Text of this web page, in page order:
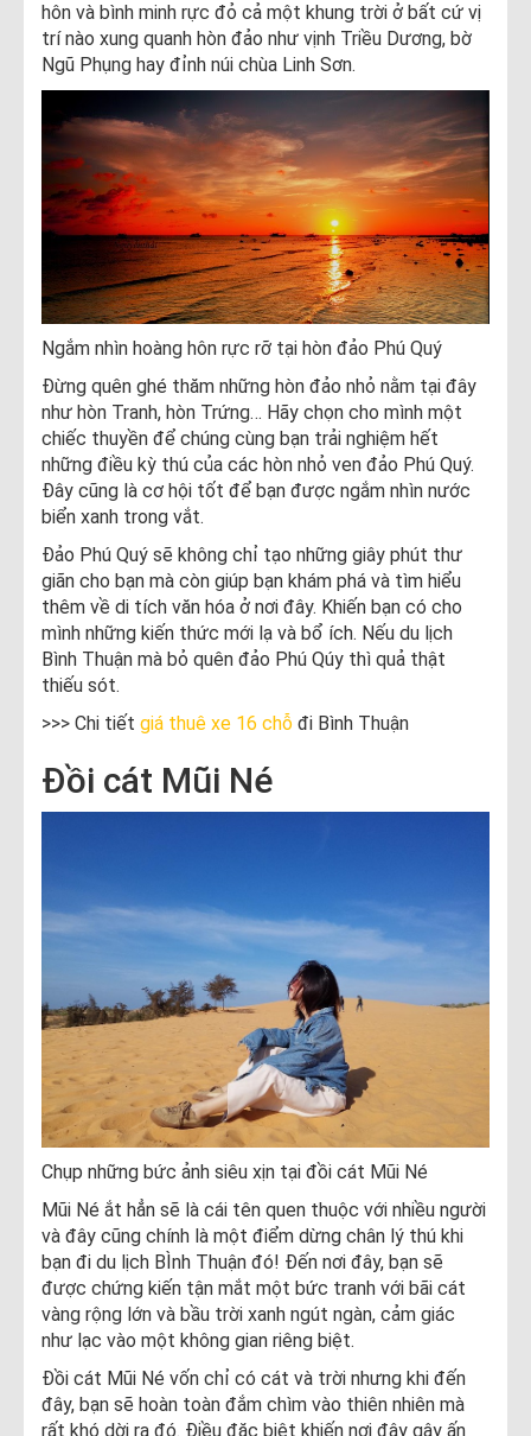
hôn và bình minh rực đỏ cả một khung trời ở bất cứ vị
trí nào xung quanh hòn đảo như vịnh Triều Dương, bờ
Ngũ Phụng hay đỉnh núi chùa Linh Sơn.
Ngắm nhìn hoàng hôn rực rỡ tại hòn đảo Phú Quý
Đừng quên ghé thăm những hòn đảo nhỏ nằm tại đây
như hòn Tranh, hòn Trứng… Hãy chọn cho mình một
chiếc thuyền để chúng cùng bạn trải nghiệm hết
những điều kỳ thú của các hòn nhỏ ven đảo Phú Quý.
Đây cũng là cơ hội tốt để bạn được ngắm nhìn nước
biển xanh trong vắt.
Đảo Phú Quý sẽ không chỉ tạo những giây phút thư
giãn cho bạn mà còn giúp bạn khám phá và tìm hiểu
thêm về di tích văn hóa ở nơi đây. Khiến bạn có cho
mình những kiến thức mới lạ và bổ ích. Nếu du lịch
Bình Thuận mà bỏ quên đảo Phú Qúy thì quả thật
thiếu sót.
>>> Chi tiết giá thuê xe 16 chỗ đi Bình Thuận
Đồi cát Mũi Né
Chụp những bức ảnh siêu xịn tại đồi cát Mũi Né
Mũi Né ắt hẳn sẽ là cái tên quen thuộc với nhiều người
và đây cũng chính là một điểm dừng chân lý thú khi
bạn đi du lịch BÌnh Thuận đó! Đến nơi đây, bạn sẽ
được chứng kiến tận mắt một bức tranh với bãi cát
vàng rộng lớn và bầu trời xanh ngút ngàn, cảm giác
như lạc vào một không gian riêng biệt.
Đồi cát Mũi Né vốn chỉ có cát và trời nhưng khi đến
đây, bạn sẽ hoàn toàn đắm chìm vào thiên nhiên mà
rất khó dời ra đó. Điều đặc biệt khiến nơi đây gây ấn